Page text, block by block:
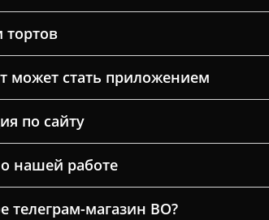
тортов
может стать приложением
по сайту
нашей работе
телеграм-магазин ВО?